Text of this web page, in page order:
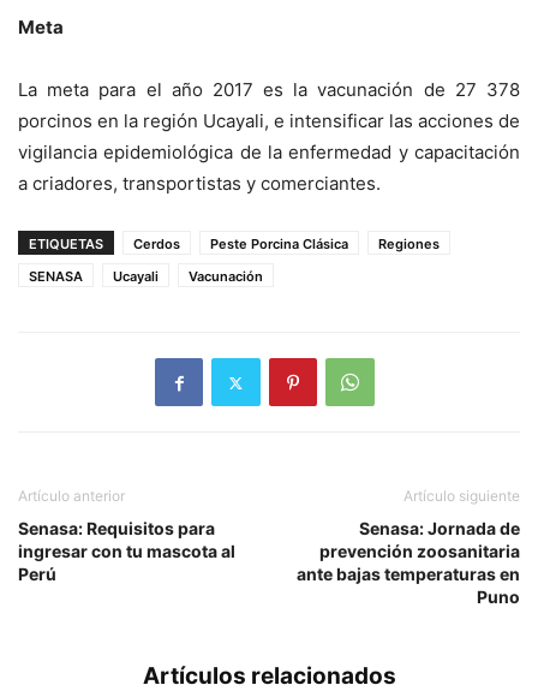
Meta
La meta para el año 2017 es la vacunación de 27 378
porcinos en la región Ucayali, e intensificar las acciones de
vigilancia epidemiológica de la enfermedad y capacitación
a criadores, transportistas y comerciantes.
ETIQUETAS Cerdos Peste Porcina Clásica
Regiones
SENASA
Ucayali Vacunación
Artículo anterior
Senasa: Requisitos para
ingresar con tu mascota al
Perú
Artículo siguiente
Senasa: Jornada de
prevención zoosanitaria
ante bajas temperaturas en
Puno
Artículos relacionados